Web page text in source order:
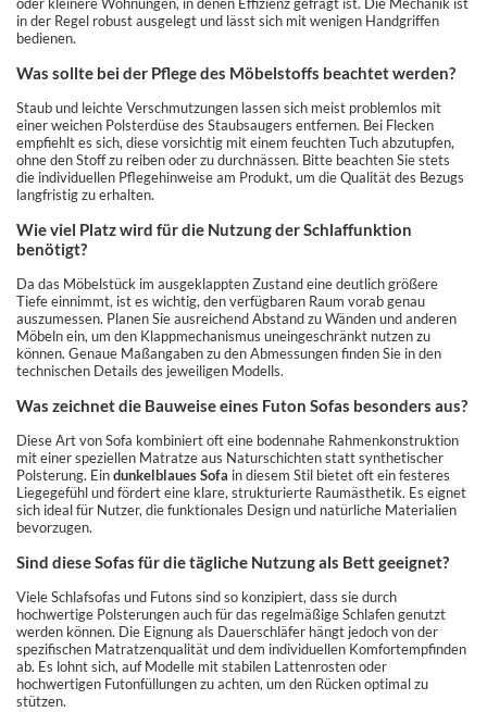
oder kleinere Wohnungen, in denen Effizienz gefragt ist. Die Mechanik ist
in der Regel robust ausgelegt und lässt sich mit wenigen Handgriffen
bedienen.
Was sollte bei der Pflege des Möbelstoffs beachtet werden?
Staub und leichte Verschmutzungen lassen sich meist problemlos mit
einer weichen Polsterdüse des Staubsaugers entfernen. Bei Flecken
empfiehlt es sich, diese vorsichtig mit einem feuchten Tuch abzutupfen,
ohne den Stoff zu reiben oder zu durchnässen. Bitte beachten Sie stets
die individuellen Pflegehinweise am Produkt, um die Qualität des Bezugs
langfristig zu erhalten.
Wie viel Platz wird für die Nutzung der Schlaffunktion
benötigt?
Da das Möbelstück im ausgeklappten Zustand eine deutlich größere
Tiefe einnimmt, ist es wichtig, den verfügbaren Raum vorab genau
auszumessen. Planen Sie ausreichend Abstand zu Wänden und anderen
Möbeln ein, um den Klappmechanismus uneingeschränkt nutzen zu
können. Genaue Maßangaben zu den Abmessungen finden Sie in den
technischen Details des jeweiligen Modells.
Was zeichnet die Bauweise eines Futon Sofas besonders aus?
Diese Art von Sofa kombiniert oft eine bodennahe Rahmenkonstruktion
mit einer speziellen Matratze aus Naturschichten statt synthetischer
Polsterung. Eindunkelblaues Sofa in diesem Stil bietet oft ein festeres
Liegegefühl und fördert eine klare, strukturierte Raumästhetik. Es eignet
sich ideal für Nutzer, die funktionales Design und natürliche Materialien
bevorzugen.
Sind diese Sofas für die tägliche Nutzung als Bett geeignet?
Viele Schlafsofas und Futons sind so konzipiert, dass sie durch
hochwertige Polsterungen auch für das regelmäßige Schlafen genutzt
werden können. Die Eignung als Dauerschläfer hängt jedoch von der
spezifischen Matratzenqualität und dem individuellen Komfortempfinden
ab. Es lohnt sich, auf Modelle mit stabilen Lattenrosten oder
hochwertigen Futonfüllungen zu achten, um den Rücken optimal zu
stützen.